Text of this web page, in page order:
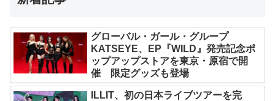
グローバル・ガール・グループ
KATSEYE、EP『WILD』発売記念ポ
ップアップストアを東京・原宿で開
催 限定グッズも登場
ILLIT、初の日本ライブツアーを完